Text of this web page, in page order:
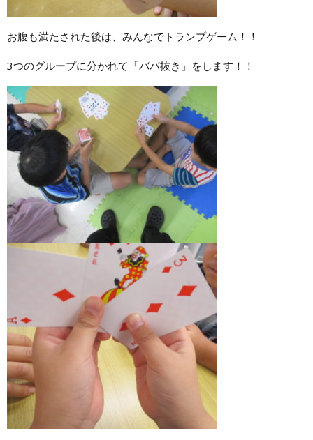
お腹も満たされた後は、みんなでトランプゲーム！！
3つのグループに分かれて「ババ抜き」をします！！